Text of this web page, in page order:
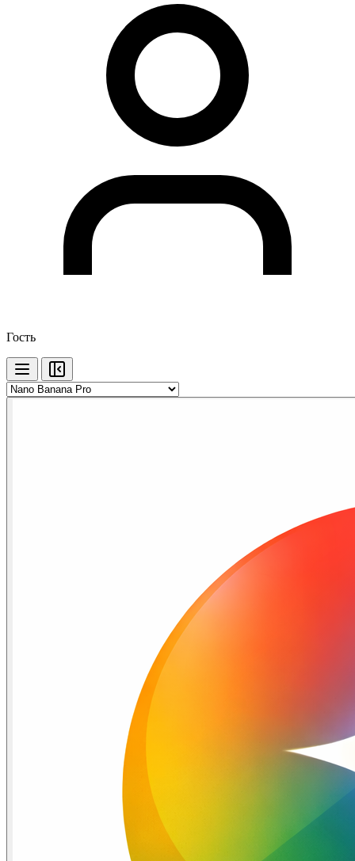
Гость